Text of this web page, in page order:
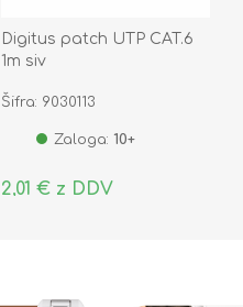
Digitus patch UTP CAT.6
1m siv
Šifra: 9030113
Zaloga: 10+
2,01 € z DDV